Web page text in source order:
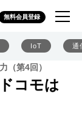
無料会員登録
IoT 通
（第4回）
コモは